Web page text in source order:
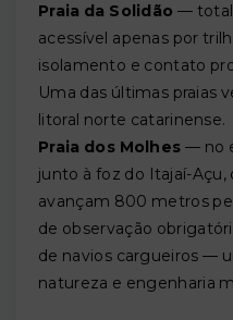
Praia da Solidão —
acessível apenas por
isolamento e contato
Uma das últimas praias
litoral norte catarinense.
Praia dos Molhes — no
junto à foz do Itajaí-Açu,
avançam 800 metros
de observação
de navios cargueiros —
natureza e engenharia